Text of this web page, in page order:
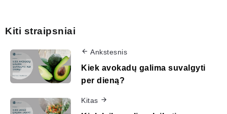
Kiti straipsniai
Ankstesnis
Kiek avokadų galima suvalgyti
per dieną?
Kitas